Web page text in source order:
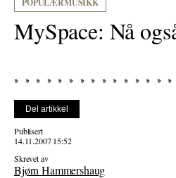
POPULÆRMUSIKK
MySpace: Nå
Del artikkel
Publisert
14.11.2007 15:52
Skrevet av
Bjørn Hammershaug